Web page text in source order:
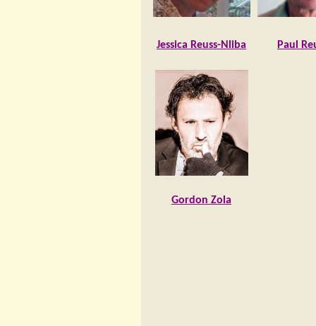
Jessica Reuss-Nliba Paul
Gordon Zola